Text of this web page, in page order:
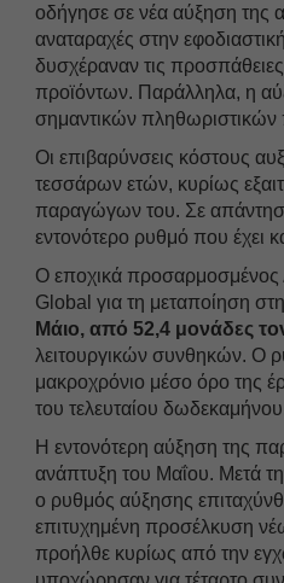
οδήγησε σε νέα αύξηση της
αναταραχές στην
δυσχέραναν τις
προϊόντων. Παράλληλα, η
σημαντικών πληθωριστικών
Οι επιβαρύνσεις κόστους
τεσσάρων ετών, κυρίως
παραγώγων του. Σε
εντονότερο ρυθμό που έχει
Ο εποχικά
Global για τη μεταποίηση
Μάιο, από 52,4 μονάδες
λειτουργικών συνθηκών. Ο
μακροχρόνιο μέσο όρο της
του τελευταίου
Η εντονότερη αύξηση της
ανάπτυξη του Μαΐου. Μετά
ο ρυθμός αύξησης
επιτυχημένη προσέλκυση
προήλθε κυρίως από την